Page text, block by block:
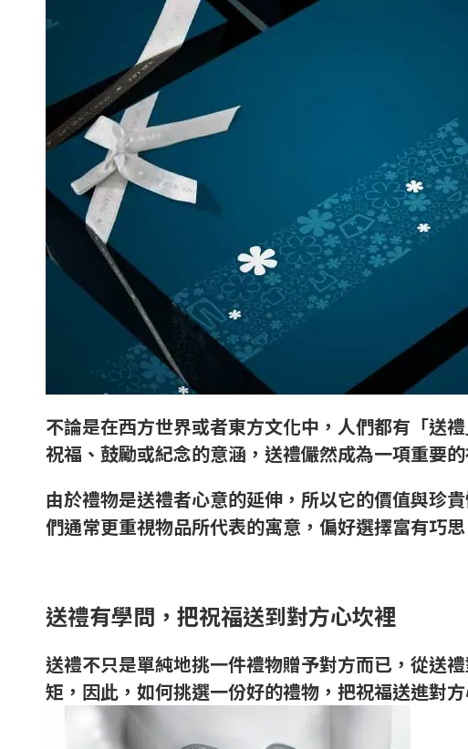
不論是在西方世界或者東方文化中，人們都有「送
祝福、鼓勵或紀念的意涵，送禮儼然成為一項重要
由於禮物是送禮者心意的延伸，所以它的價值與珍
們通常更重視物品所代表的寓意，偏好選擇富有巧
送禮有學問，把祝福送到對方心坎裡
送禮不只是單純地挑一件禮物贈予對方而已，從送
矩，因此，如何挑選一份好的禮物，把祝福送進對